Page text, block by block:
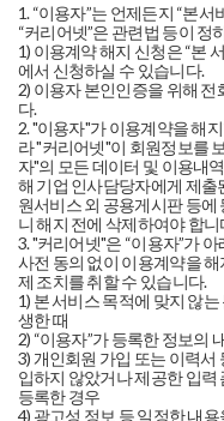
1. “이용자”는 언제든지 “본
“커리어넷”은 관련법 등이 정
1) 이용계약 해지 신청은 “본
에서 신청하실 수 있습니다.
2) 이용자 본인인증을 위해
다.
2. "이용자"가 이용계약을 해
라 "커리어넷"이 회원정보를
자"의 모든 데이터 및 이용내
해 기업 인사담당자에게 제출
원서비스 외 공용게시판 등에
니 해지 전에 삭제하여야 합니
3. "커리어넷"은 “이용자”가
사전 동의 없이 이용계약을
제 조치를 취할 수 있습니다.
1) 본 서비스 목적에 맞지 않
생한 때
2) “이용자”가 등록한 정보의
3) 개인회원 가입 또는 이력서
입하지 않았거나 제공한 입
등록한 경우
4) 광고성 정보 등 일정한 내